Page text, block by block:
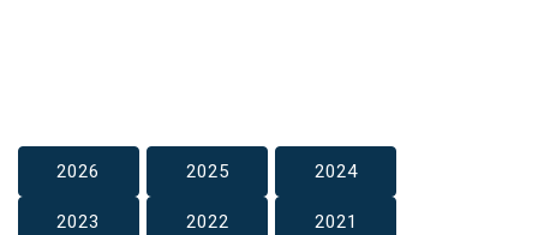
2026 2025 2024
2023 2022 2021